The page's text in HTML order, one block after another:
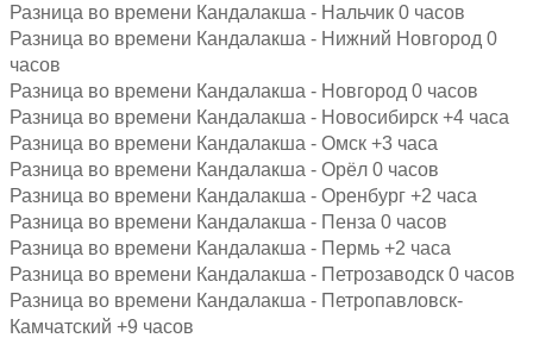
Разница во времени Кандалакша - Нальчик 0 часов
Разница во времени Кандалакша - Нижний Новгород 0
часов
Разница во времени Кандалакша - Новгород 0 часов
Разница во времени Кандалакша - Новосибирск +4 часа
Разница во времени Кандалакша - Омск +3 часа
Разница во времени Кандалакша - Орёл 0 часов
Разница во времени Кандалакша - Оренбург +2 часа
Разница во времени Кандалакша - Пенза 0 часов
Разница во времени Кандалакша - Пермь +2 часа
Разница во времени Кандалакша - Петрозаводск 0 часов
Разница во времени Кандалакша - Петропавловск-
Камчатский +9 часов